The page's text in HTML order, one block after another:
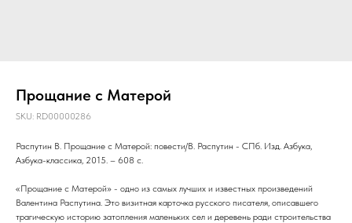
Прощание с Матерой
SKU: RD00000286
Распутин В. Прощание с Матерой: повести/В. Распутин - СПб. Изд. Азбука,
Азбука-классика, 2015. – 608 с.
«Прощание с Матерой» - одно из самых лучших и известных произведений
Валентина Распутина. Это визитная карточка русского писателя, описавшего
трагическую историю затопления маленьких сел и деревень ради строительства